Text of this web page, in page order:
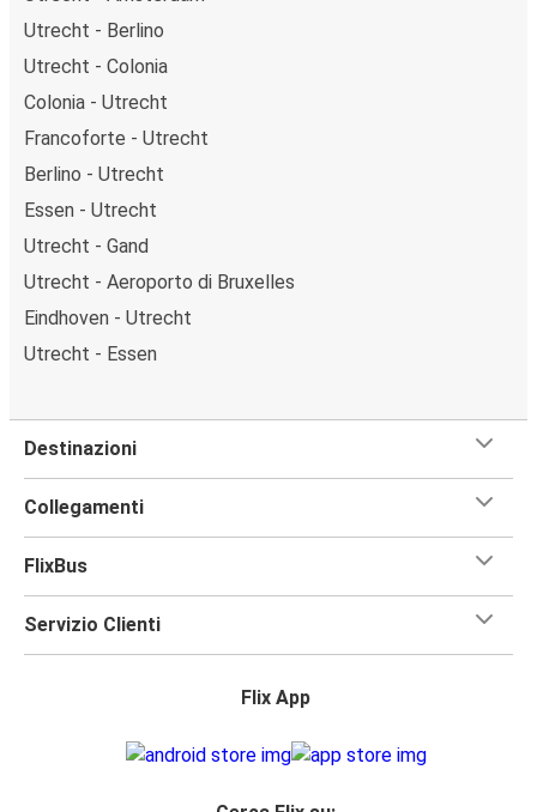
Utrecht - Berlino
Utrecht - Colonia
Colonia - Utrecht
Francoforte - Utrecht
Berlino - Utrecht
Essen - Utrecht
Utrecht - Gand
Utrecht - Aeroporto di Bruxelles
Eindhoven - Utrecht
Utrecht - Essen
Destinazioni
Collegamenti
FlixBus
Servizio Clienti
Flix App